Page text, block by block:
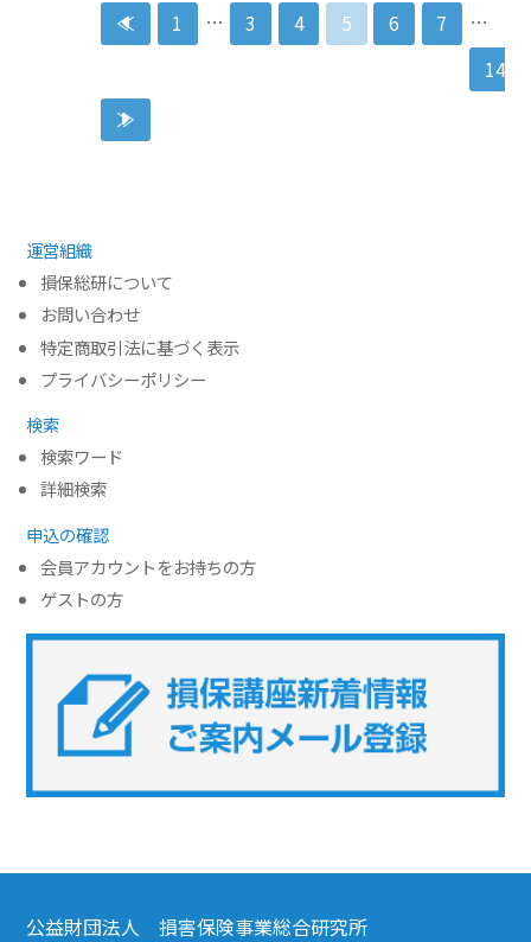
≪ 1 … 3 4 5 6 7
…
14
≫
運営組織
損保総研について
お問い合わせ
特定商取引法に基づく表示
プライバシーポリシー
検索
検索ワード
詳細検索
申込の確認
会員アカウントをお持ちの方
ゲストの方
公益財団法人 損害保険事業総合研究所